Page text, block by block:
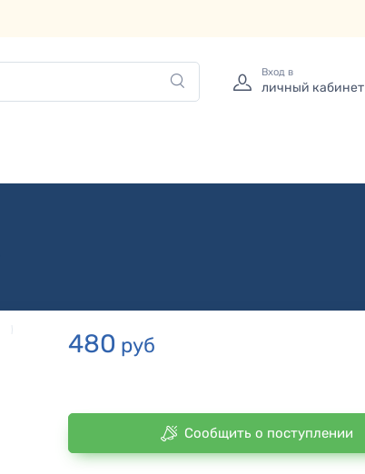
Вход в
личный кабинет
480 руб
Сообщить о поступлении